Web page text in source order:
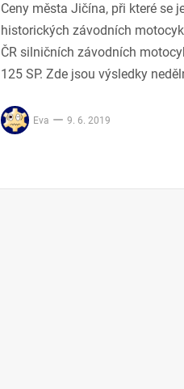
Ceny města Jičína, při které se
historických závodních
ČR silničních závodních
125 SP. Zde jsou výsledky
Eva 9. 6. 2019